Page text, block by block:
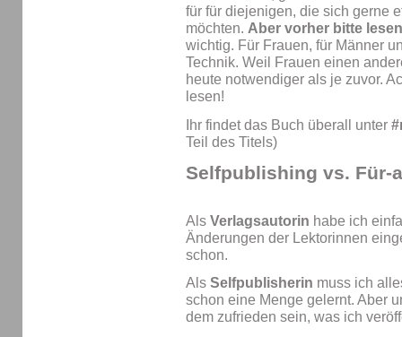
für für diejenigen, die sich gerne
möchten. Aber vorher bitte
wichtig. Für Frauen, für Männer
Technik. Weil Frauen einen
heute notwendiger als je zuvor.
lesen!
Ihr findet das Buch überall unter
Teil des Titels)
Selfpublishing vs. Für-
Als Verlagsautorin habe ich
Änderungen der Lektorinnen
schon.
Als Selfpublisherin muss ich
schon eine Menge gelernt. Aber
dem zufrieden sein, was ich